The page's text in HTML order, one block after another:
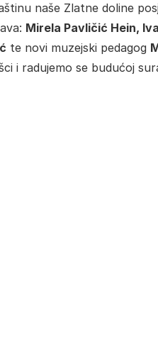
naše Zlatne doline
Mirela Pavličić Hein,
te novi muzejski pedagog
i radujemo se budućoj